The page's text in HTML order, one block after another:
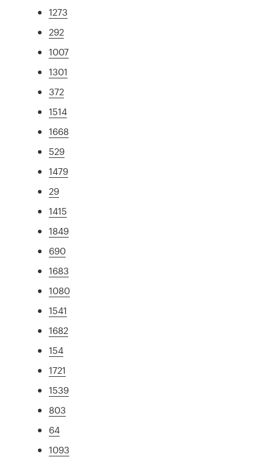
1273
292
1007
1301
372
1514
1668
529
1479
29
1415
1849
690
1683
1080
1541
1682
154
1721
1539
803
64
1093